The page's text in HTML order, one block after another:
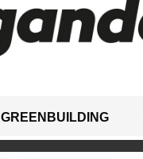
GREENBUILDING